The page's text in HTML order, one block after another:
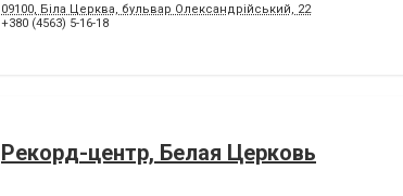
09100, Біла Церква, бульвар Олександрійський, 22
+380 (4563) 5-16-18
Рекорд-центр, Белая Церковь